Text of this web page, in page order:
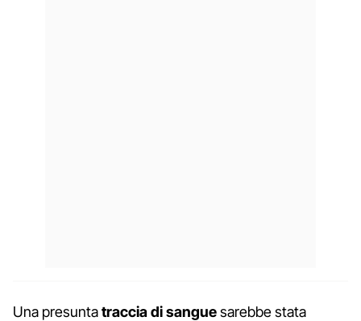
Una presuntatraccia di sanguesarebbe stata